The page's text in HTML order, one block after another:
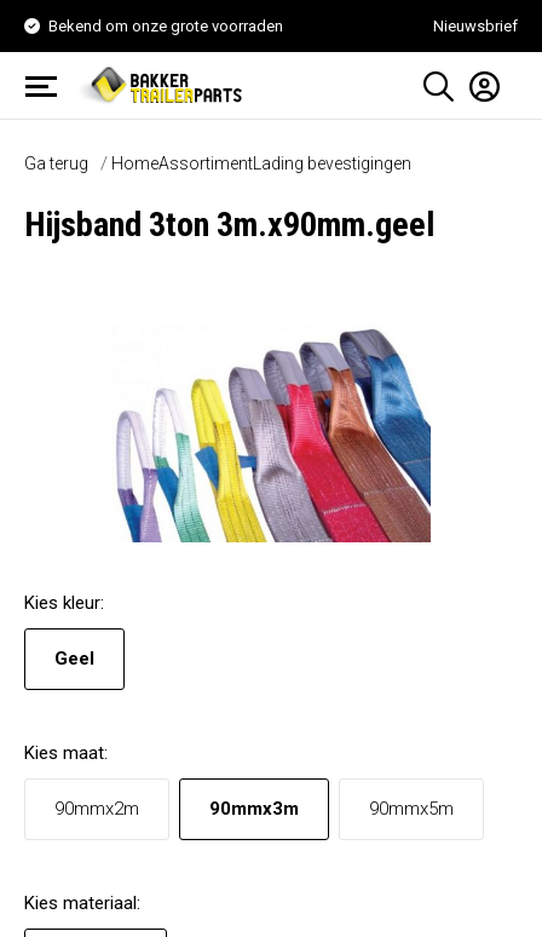
Bekend om onze grote voorraden Nieuwsbrief
Ga terug HomeAssortiment Lading bevestigingen
Hijsband 3ton 3m.x90mm.geel
Kies kleur:
Geel
Kies maat:
90mmx2m 90mmx3m 90mmx5m
Kies materiaal: